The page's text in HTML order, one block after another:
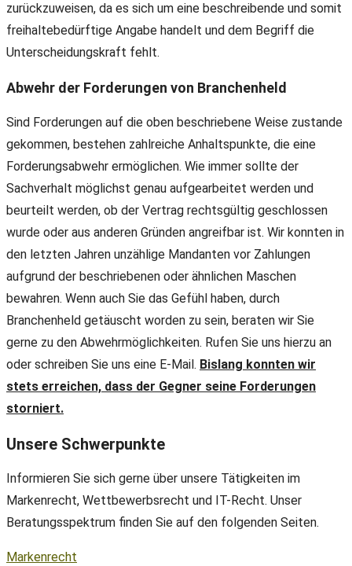
zurückzuweisen, da es sich um eine beschreibende und somit
freihaltebedürftige Angabe handelt und dem Begriff die
Unterscheidungskraft fehlt.
Abwehr der Forderungen von Branchenheld
Sind Forderungen auf die oben beschriebene Weise zustande
gekommen, bestehen zahlreiche Anhaltspunkte, die eine
Forderungsabwehr ermöglichen. Wie immer sollte der
Sachverhalt möglichst genau aufgearbeitet werden und
beurteilt werden, ob der Vertrag rechtsgültig geschlossen
wurde oder aus anderen Gründen angreifbar ist. Wir konnten in
den letzten Jahren unzählige Mandanten vor Zahlungen
aufgrund der beschriebenen oder ähnlichen Maschen
bewahren. Wenn auch Sie das Gefühl haben, durch
Branchenheld getäuscht worden zu sein, beraten wir Sie
gerne zu den Abwehrmöglichkeiten. Rufen Sie uns hierzu an
oder schreiben Sie uns eine E-Mail. Bislang konnten wir
stets erreichen, dass der Gegner seine Forderungen
storniert.
Unsere Schwerpunkte
Informieren Sie sich gerne über unsere Tätigkeiten im
Markenrecht, Wettbewerbsrecht und IT-Recht. Unser
Beratungsspektrum finden Sie auf den folgenden Seiten.
Markenrecht